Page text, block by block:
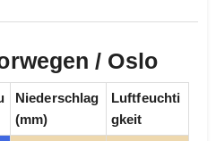
/ Oslo
Niederschlag
(mm)
Luftfeuchti
gkeit